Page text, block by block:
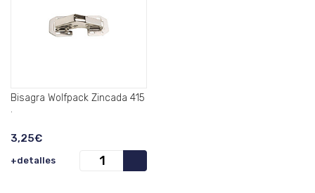
Bisagra Wolfpack Zincada 415
.
3,25€
+detalles